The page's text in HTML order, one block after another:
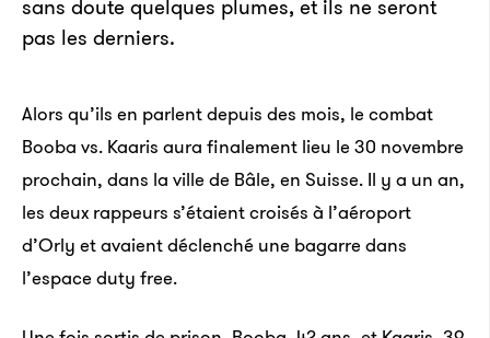
sans doute quelques plumes, et ils ne seront
pas les derniers.
Alors qu’ils en parlent depuis des mois, le combat
Booba vs. Kaaris aura finalement lieu le 30 novembre
prochain, dans la ville de Bâle, en Suisse. Il y a un an,
les deux rappeurs s’étaient croisés à l’aéroport
d’Orly et avaient déclenché une bagarre dans
l’espace duty free.